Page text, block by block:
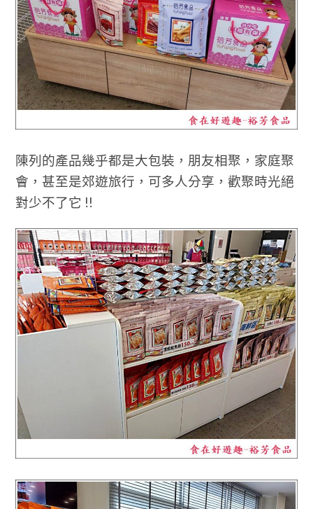
陳列的產品幾乎都是大包裝，朋友相聚，家庭聚
會，甚至是郊遊旅行，可多人分享，歡聚時光絕
對少不了它 !!